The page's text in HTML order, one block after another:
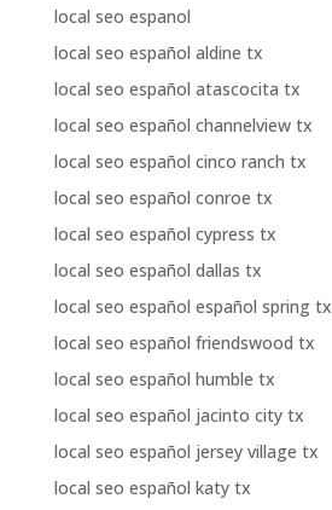
local seo espanol
local seo español aldine tx
local seo español atascocita tx
local seo español channelview tx
local seo español cinco ranch tx
local seo español conroe tx
local seo español cypress tx
local seo español dallas tx
local seo español español spring tx
local seo español friendswood tx
local seo español humble tx
local seo español jacinto city tx
local seo español jersey village tx
local seo español katy tx